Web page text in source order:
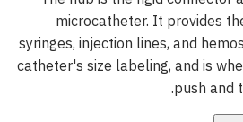
microcatheter. It provides
syringes, injection lines, and
catheter's size labeling, and is
push and